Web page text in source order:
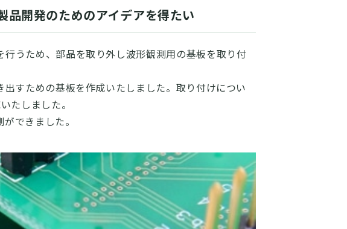
開発のためのアイデアを得たい
うため、部品を取り外し波形観測用の基板を取り付
すための基板を作成いたしました。取り付けについ
たしました。
できました。